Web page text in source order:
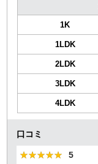
1K
1LDK
2LDK
3LDK
4LDK
口コミ
★★★★★
★★★★★ 5